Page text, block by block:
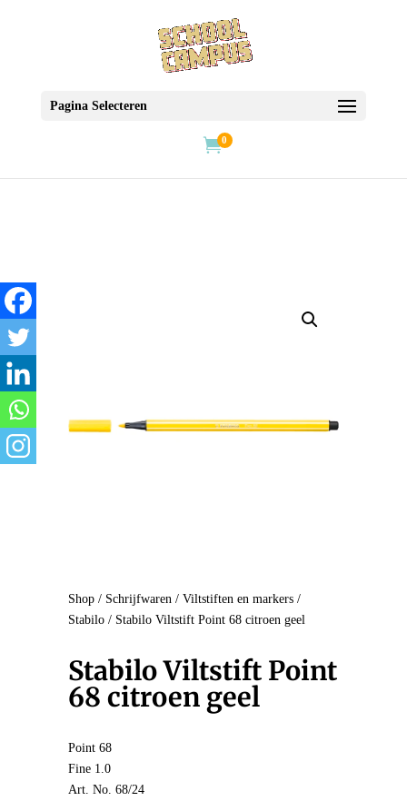
Pagina Selecteren
0
Shop/ Schrijfwaren/ Viltstiften en markers/
Stabilo/ Stabilo Viltstift Point 68 citroen geel
Stabilo Viltstift Point
68 citroen geel
Point 68
Fine 1.0
Art. No. 68/24